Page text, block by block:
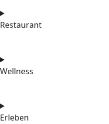
Restaurant
Wellness
Erleben